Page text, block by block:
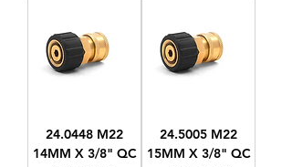
24.0448 M22
14MM X 3/8" QC
24.5005 M22
15MM X 3/8" QC